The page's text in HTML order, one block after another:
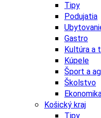
Tipy
Podujatia
Gastro
Kultúra a
Kúpele
Šport a
Školstvo
Košický kraj
Tipy